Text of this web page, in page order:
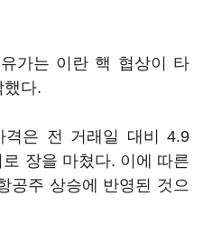
가는 이란 핵 협상이 타
했다.
격은 전 거래일 대비 4.9
장을 마쳤다. 이에 따른
공주 상승에 반영된 것으